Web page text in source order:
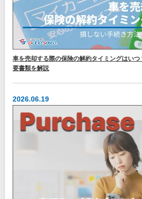
車を売却する際の保険の解約タイミングはい
要書類を解説
2026.06.19